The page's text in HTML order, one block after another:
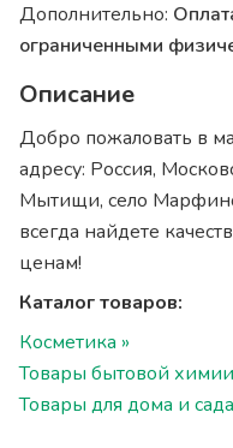
Дополнительно:
ограниченными
Описание
Добро пожаловать в
адресу: Россия,
Мытищи, село
всегда найдете
ценам!
Каталог товаров:
Косметика »
Товары бытовой
Товары для дома и